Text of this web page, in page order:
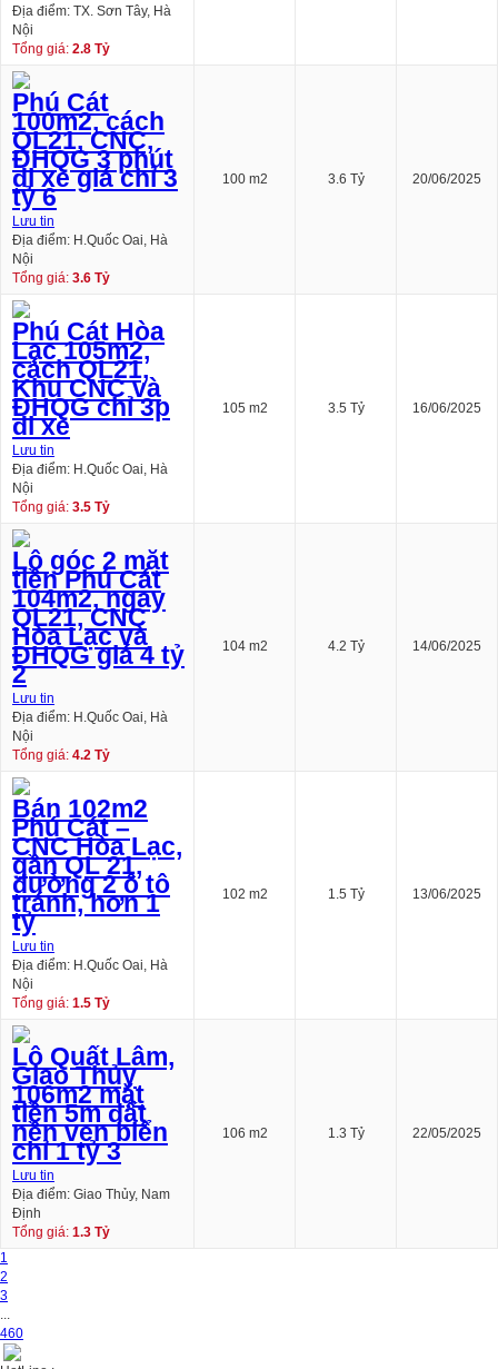
Địa điểm: TX. Sơn Tây, Hà
Nội
Tổng giá: 2.8 Tỷ
Phú Cát
100m2, cách
QL21, CNC,
ĐHQG 3 phút
đi xe giá chỉ 3
tỷ 6
Lưu tin
Địa điểm: H.Quốc Oai, Hà
Nội
Tổng giá: 3.6 Tỷ
100 m2 3.6 Tỷ 20/06/2025
Phú Cát Hòa
Lạc 105m2,
cách QL21,
Khu CNC và
ĐHQG chỉ 3p
đi xe
Lưu tin
Địa điểm: H.Quốc Oai, Hà
Nội
Tổng giá: 3.5 Tỷ
105 m2 3.5 Tỷ 16/06/2025
Lô góc 2 mặt
tiền Phú Cát
104m2, ngay
QL21, CNC
Hòa Lạc và
ĐHQG giá 4 tỷ
2
Lưu tin
Địa điểm: H.Quốc Oai, Hà
Nội
Tổng giá: 4.2 Tỷ
104 m2 4.2 Tỷ 14/06/2025
Bán 102m2
Phú Cát –
CNC Hòa Lạc,
gần QL 21,
đường 2 ô tô
tránh, hơn 1
tỷ
Lưu tin
Địa điểm: H.Quốc Oai, Hà
Nội
Tổng giá: 1.5 Tỷ
102 m2 1.5 Tỷ 13/06/2025
Lô Quất Lâm,
Giao Thủy
106m2 mặt
tiền 5m đất
nền ven biển
chỉ 1 tỷ 3
Lưu tin
Địa điểm: Giao Thủy, Nam
Định
Tổng giá: 1.3 Tỷ
106 m2 1.3 Tỷ 22/05/2025
1
2
3
...
460